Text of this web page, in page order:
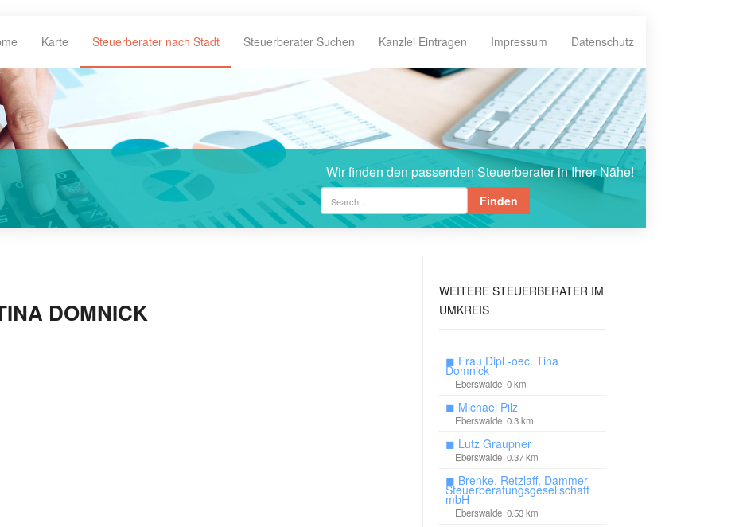
Karte Steuerberater nach Stadt Steuerberater Suchen Kanzlei Eintragen Impressum Datenschutz
Wir finden den passenden Steuerberater in Ihrer Nähe!
Finden
DOMNICK
WEITERE STEUERBERATER IM
UMKREIS
◼ Frau Dipl.-oec. Tina
Domnick
Eberswalde 0 km
◼ Michael Pilz
Eberswalde 0.3 km
◼ Lutz Graupner
Eberswalde 0.37 km
◼ Brenke, Retzlaff, Dammer
Steuerberatungsgesellschaft
mbH
Eberswalde 0.53 km